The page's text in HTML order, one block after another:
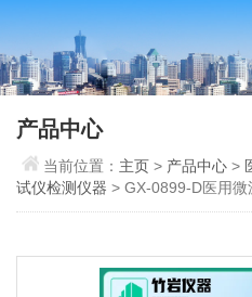
产品中心
当前位置： 主页> 产品中心 >
试仪检测仪器 > GX-0899-D医用